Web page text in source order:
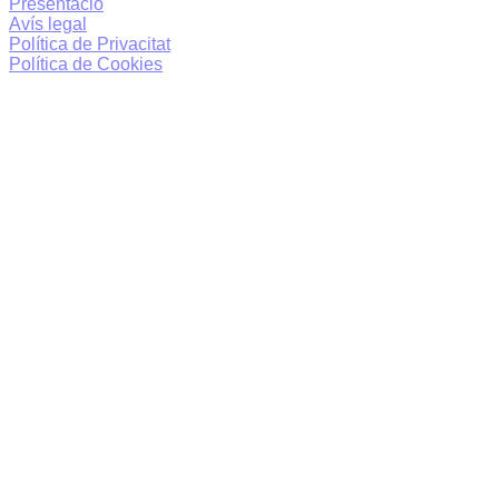
Presentació
Avís legal
Política de Privacitat
Política de Cookies